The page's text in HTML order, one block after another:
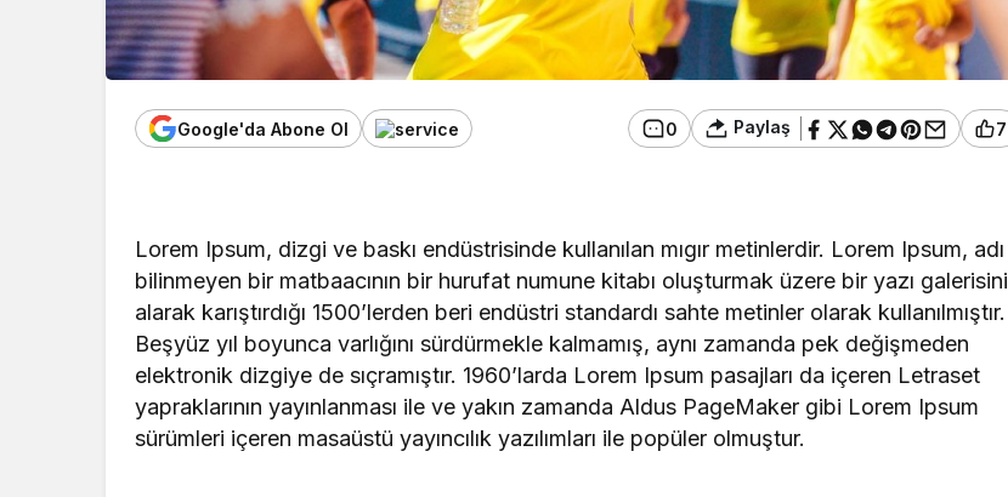
Google'da Abone Ol 0 Paylaş 7
Lorem Ipsum, dizgi ve baskı endüstrisinde kullanılan mıgır metinlerdir. Lorem Ipsum, adı
bilinmeyen bir matbaacının bir hurufat numune kitabı oluşturmak üzere bir yazı galerisini
alarak karıştırdığı 1500’lerden beri endüstri standardı sahte metinler olarak kullanılmıştır.
Beşyüz yıl boyunca varlığını sürdürmekle kalmamış, aynı zamanda pek değişmeden
elektronik dizgiye de sıçramıştır. 1960’larda Lorem Ipsum pasajları da içeren Letraset
yapraklarının yayınlanması ile ve yakın zamanda Aldus PageMaker gibi Lorem Ipsum
sürümleri içeren masaüstü yayıncılık yazılımları ile popüler olmuştur.